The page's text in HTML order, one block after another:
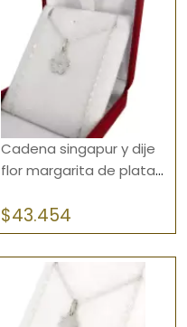
Cadena singapur y dije
flor margarita de plata
$43.454